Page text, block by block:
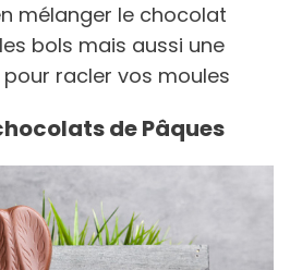
mélanger le chocolat
bols mais aussi une
racler vos moules
de Pâques